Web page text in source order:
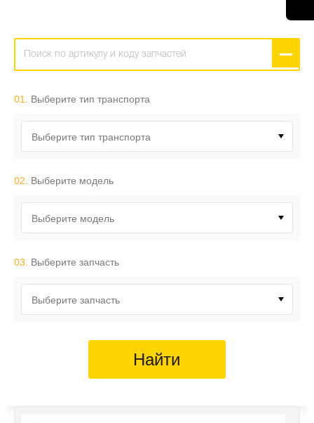
01. Выберите тип транспорта
Выберите тип транспорта
02. Выберите модель
Выберите модель
03. Выберите запчасть
Выберите запчасть
Найти